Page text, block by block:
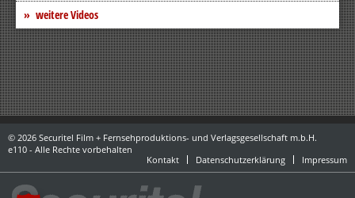
weitere Videos
© 2026 Securitel Film + Fernsehproduktions- und Verlagsgesellschaft m.b.H.
e110 - Alle Rechte vorbehalten
Kontakt
Datenschutzerklärung Impressum